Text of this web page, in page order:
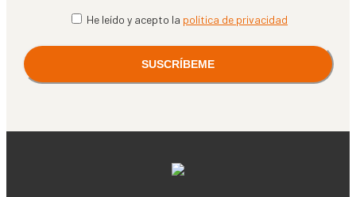
He leído y acepto la política de privacidad